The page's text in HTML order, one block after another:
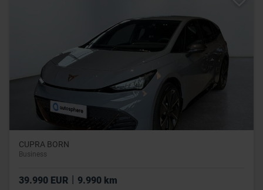
CUPRA BORN
Business
39.990 EUR 9.990 km